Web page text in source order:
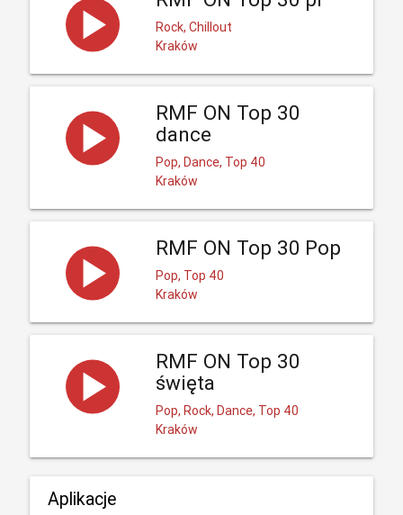
Rock, Chillout
Kraków
RMF ON Top 30
dance
Pop, Dance, Top 40
Kraków
RMF ON Top 30 Pop
Pop, Top 40
Kraków
RMF ON Top 30
święta
Pop, Rock, Dance, Top 40
Kraków
Aplikacje